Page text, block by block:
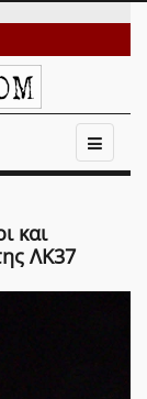
και
ΛΚ37